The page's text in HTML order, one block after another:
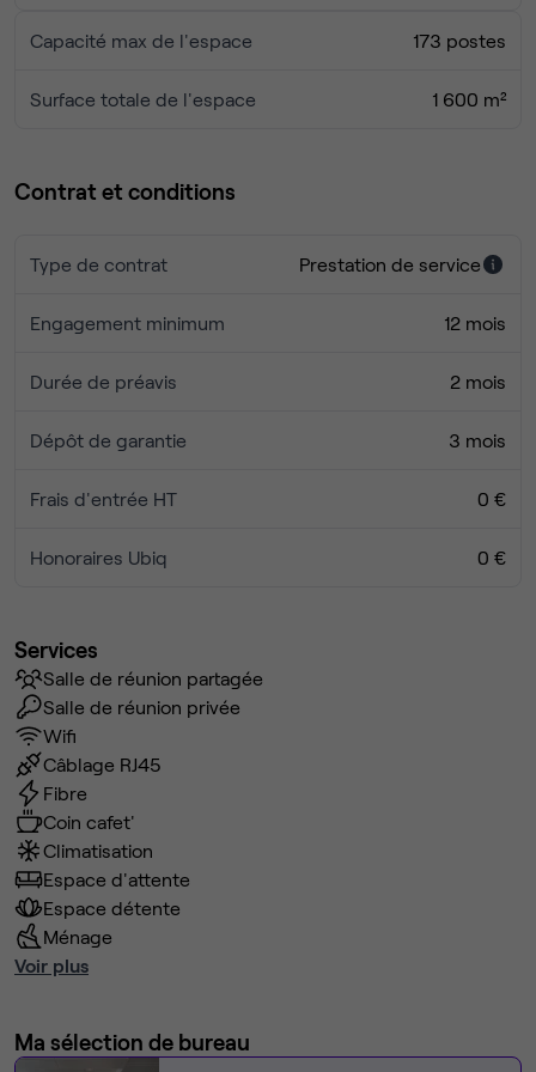
2 espaces impressions
7 salles de reunions de 5 à 20 places
Café, thé à volonté
Evénements mensuels & networking
Scans & Imprimantes (120 B&W + 20 couleurs / pers.
Des conditions flexibles
N'hésitez pas à reserver une visite
Capacité max de l'espace 173 postes
Surface totale de l'espace 1 600 m²
Contrat et conditions
Type de contrat Prestation de service
Engagement minimum 12 mois
Durée de préavis 2 mois
Dépôt de garantie 3 mois
Frais d'entrée HT 0 €
Honoraires Ubiq 0 €
Services
Salle de réunion partagée
Salle de réunion privée
Wifi
Câblage RJ45
Fibre
Coin cafet'
Climatisation
Espace d'attente
Espace détente
Ménage
Voir plus
Ma sélection de bureau